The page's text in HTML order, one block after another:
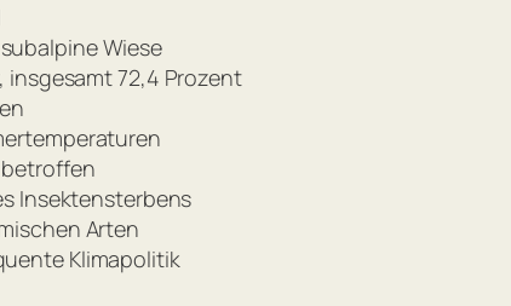
Wiese
72,4 Prozent
Insektensterbens
Arten
Klimapolitik